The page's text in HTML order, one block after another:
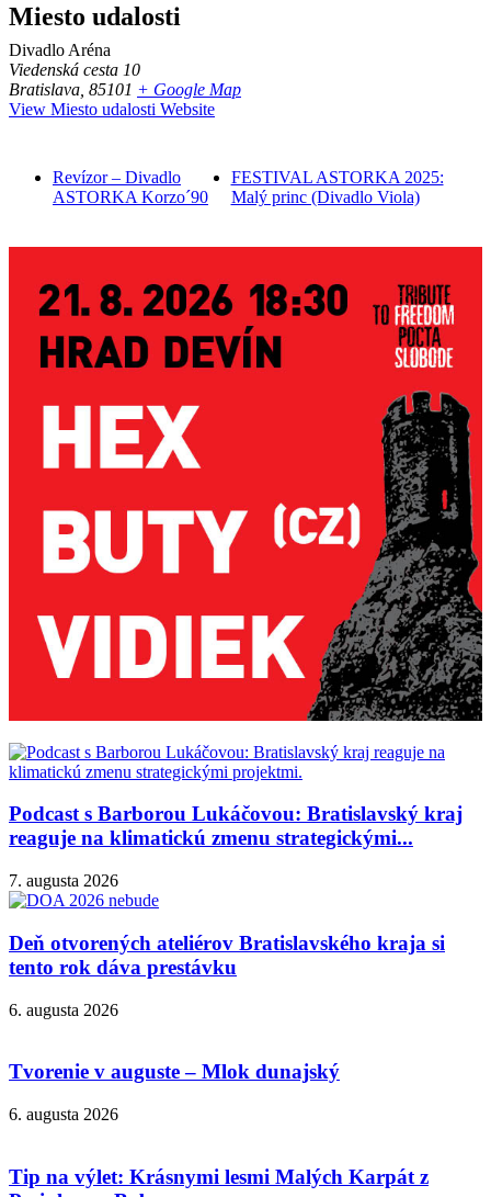
Miesto udalosti
Divadlo Aréna
Viedenská cesta 10
Bratislava 85101 + Google Map
View Miesto udalosti Website
Revízor – Divadlo
ASTORKA Korzo´90
FESTIVAL ASTORKA 2025:
Malý princ (Divadlo Viola)
Podcast s Barborou Lukáčovou: Bratislavský kraj
reaguje na klimatickú zmenu strategickými...
7. augusta 2026
Deň otvorených ateliérov Bratislavského kraja si
tento rok dáva prestávku
6. augusta 2026
Tvorenie v auguste – Mlok dunajský
6. augusta 2026
Tip na výlet: Krásnymi lesmi Malých Karpát z